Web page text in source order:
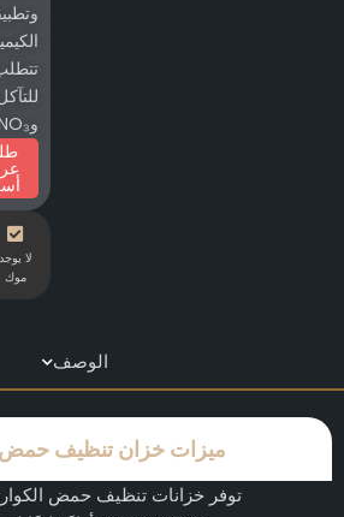
وHNO₃.
لا يوجد
موك
الوصف
ميزات خزان تنظيف حمض
توفر خزانات تنظيف حمض